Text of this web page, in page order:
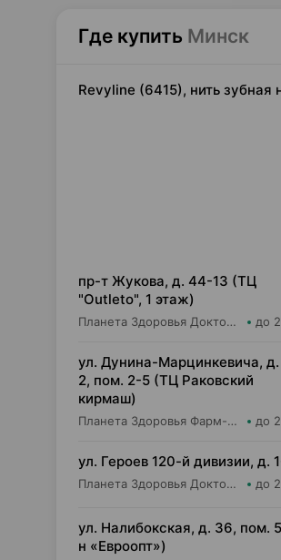
Где купить Минск
Revyline (6415), нить зубная
пр-т Жукова, д. 44-13 (ТЦ
"Outleto", 1 этаж)
Планета Здоровья Доктор Время ООО Аптека №21 до
ул. Дунина-Марцинкевича, д.
2, пом. 2-5 (ТЦ Раковский
кирмаш)
Планета Здоровья Фарм-Продукт ОДО Аптека №24 до
ул. Героев 120-й дивизии, д.
Планета Здоровья Доктор Таир ООО Аптека №2 до
ул. Налибокская, д. 36, пом.
н «Евроопт»)